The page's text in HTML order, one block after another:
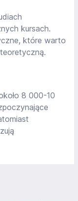
kursach.
które warto
8 000-10